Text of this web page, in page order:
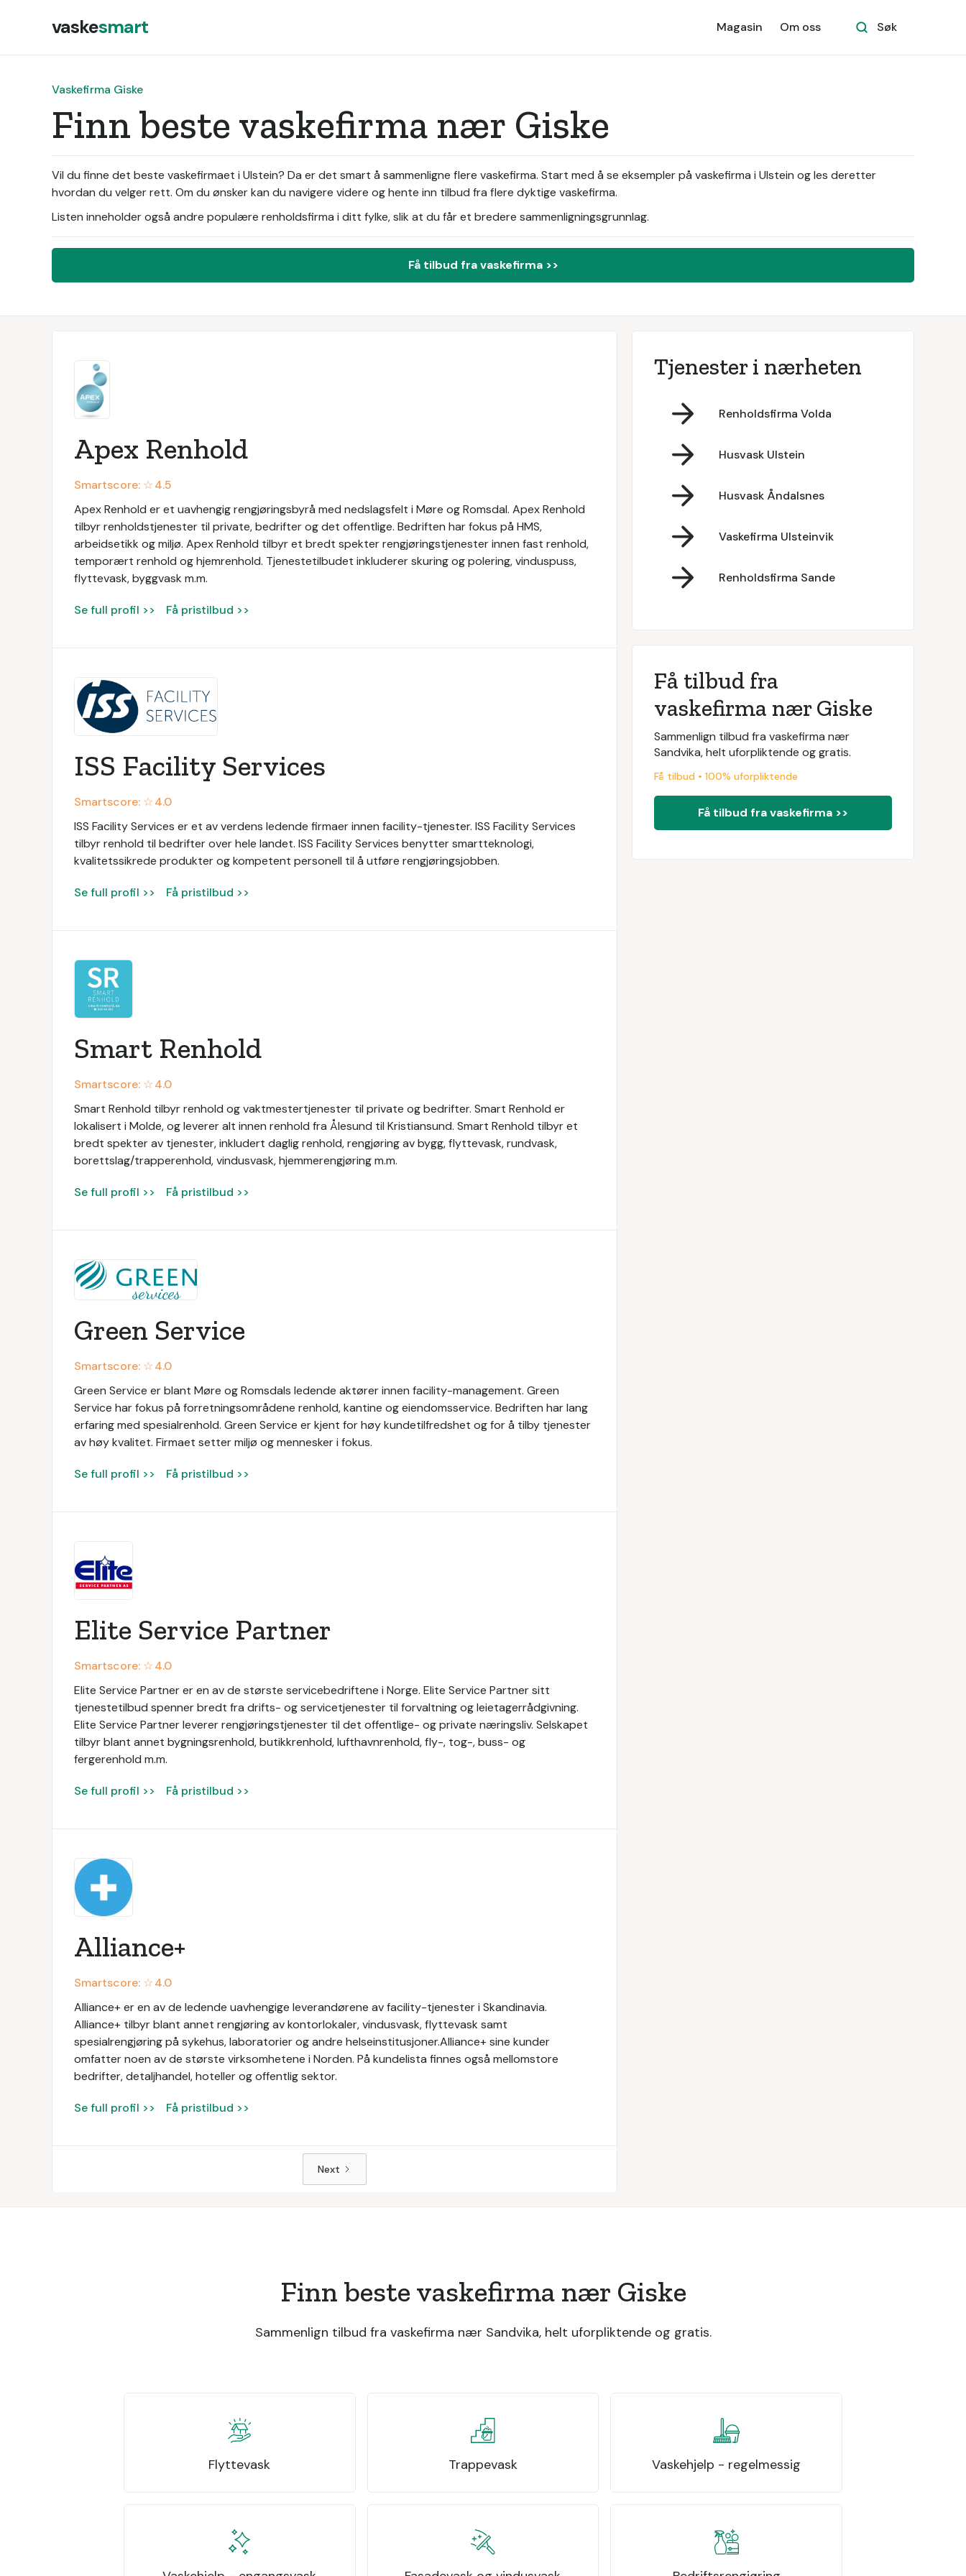
vaskesmart Magasin Om oss Søk
Vaskefirma Giske
Finn beste vaskefirma nær Giske
Vil du finne det beste vaskefirmaet i Ulstein? Da er det smart å sammenligne flere vaskefirma. Start med å se eksempler på vaskefirma i Ulstein og les deretter
hvordan du velger rett. Om du ønsker kan du navigere videre og hente inn tilbud fra flere dyktige vaskefirma.
Listen inneholder også andre populære renholdsfirma i ditt fylke, slik at du får et bredere sammenligningsgrunnlag.
Få tilbud fra vaskefirma >>
Apex Renhold
Smartscore: ☆4.5
Apex Renhold er et uavhengig rengjøringsbyrå med nedslagsfelt i Møre og Romsdal. Apex Renhold
tilbyr renholdstjenester til private, bedrifter og det offentlige. Bedriften har fokus på HMS,
arbeidsetikk og miljø. Apex Renhold tilbyr et bredt spekter rengjøringstjenester innen fast renhold,
temporært renhold og hjemrenhold. Tjenestetilbudet inkluderer skuring og polering, vinduspuss,
flyttevask, byggvask m.m.
Se full profil >> Få pristilbud >>
ISS Facility Services
Smartscore: ☆4.0
ISS Facility Services er et av verdens ledende firmaer innen facility-tjenester. ISS Facility Services
tilbyr renhold til bedrifter over hele landet. ISS Facility Services benytter smartteknologi,
kvalitetssikrede produkter og kompetent personell til å utføre rengjøringsjobben.
Se full profil >> Få pristilbud >>
Smart Renhold
Smartscore: ☆4.0
Smart Renhold tilbyr renhold og vaktmestertjenester til private og bedrifter. Smart Renhold er
lokalisert i Molde, og leverer alt innen renhold fra Ålesund til Kristiansund. Smart Renhold tilbyr et
bredt spekter av tjenester, inkludert daglig renhold, rengjøring av bygg, flyttevask, rundvask,
borettslag/trapperenhold, vindusvask, hjemmerengjøring m.m.
Se full profil >> Få pristilbud >>
Green Service
Smartscore: ☆4.0
Green Service er blant Møre og Romsdals ledende aktører innen facility-management. Green
Service har fokus på forretningsområdene renhold, kantine og eiendomsservice. Bedriften har lang
erfaring med spesialrenhold. Green Service er kjent for høy kundetilfredshet og for å tilby tjenester
av høy kvalitet. Firmaet setter miljø og mennesker i fokus.
Se full profil >> Få pristilbud >>
Elite Service Partner
Smartscore: ☆4.0
Elite Service Partner er en av de største servicebedriftene i Norge. Elite Service Partner sitt
tjenestetilbud spenner bredt fra drifts- og servicetjenester til forvaltning og leietagerrådgivning.
Elite Service Partner leverer rengjøringstjenester til det offentlige- og private næringsliv. Selskapet
tilbyr blant annet bygningsrenhold, butikkrenhold, lufthavnrenhold, fly-, tog-, buss- og
fergerenhold m.m.
Se full profil >> Få pristilbud >>
Alliance+
Smartscore: ☆4.0
Alliance+ er en av de ledende uavhengige leverandørene av facility-tjenester i Skandinavia.
Alliance+ tilbyr blant annet rengjøring av kontorlokaler, vindusvask, flyttevask samt
spesialrengjøring på sykehus, laboratorier og andre helseinstitusjoner.Alliance+ sine kunder
omfatter noen av de største virksomhetene i Norden. På kundelista finnes også mellomstore
bedrifter, detaljhandel, hoteller og offentlig sektor.
Se full profil >> Få pristilbud >>
Next
Tjenester i nærheten
Renholdsfirma Volda
Husvask Ulstein
Husvask Åndalsnes
Vaskefirma Ulsteinvik
Renholdsfirma Sande
Få tilbud fra
vaskefirma nær Giske
Sammenlign tilbud fra vaskefirma nær
Sandvika, helt uforpliktende og gratis.
Få tilbud • 100% uforpliktende
Få tilbud fra vaskefirma >>
Finn beste vaskefirma nær Giske
Sammenlign tilbud fra vaskefirma nær Sandvika, helt uforpliktende og gratis.
Flyttevask Trappevask Vaskehjelp - regelmessig